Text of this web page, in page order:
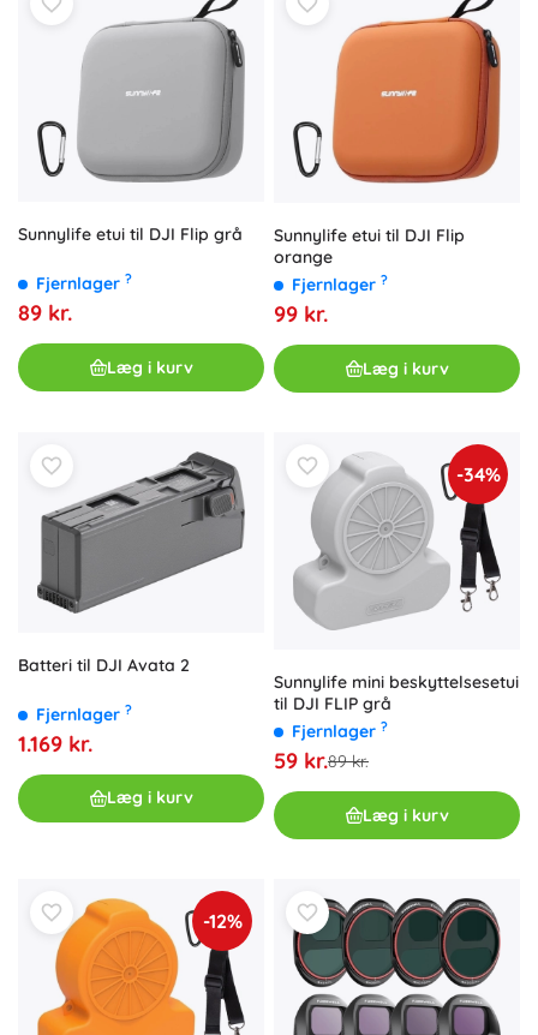
Sunnylife etui til DJI Flip grå
Fjernlager ?
89 kr.
Læg i kurv
Sunnylife etui til DJI Flip
orange
Fjernlager ?
99 kr.
Læg i kurv
Batteri til DJI Avata 2
Fjernlager ?
1.169 kr.
Læg i kurv
-34%
Sunnylife mini beskyttelsesetui
til DJI FLIP grå
Fjernlager ?
59 kr.89 kr.
Læg i kurv
-12%